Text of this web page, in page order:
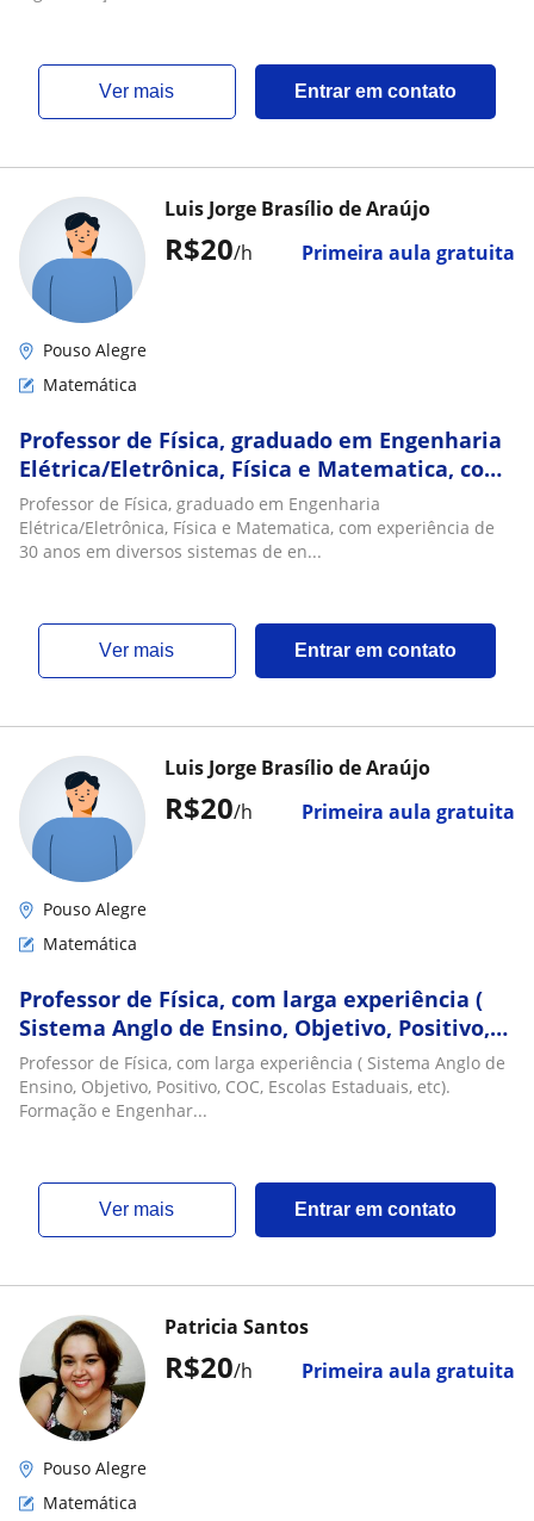
ver mais Entrar em contato
R$20/h Primeira aula gratuita
Luis Jorge Brasílio de Araújo
Pouso Alegre
Matemática
Professor de Física, graduado em Engenharia
Elétrica/Eletrônica, Física e Matematica, com
experiência de 30 anos em diversos sistemas
de ensino (Anglo, Objetivo, COC, Positivo,
Escolas Estaduais)
Professor de Física, graduado em Engenharia
Elétrica/Eletrônica, Física e Matematica, com experiência de
30 anos em diversos sistemas de en...
ver mais Entrar em contato
R$20/h Primeira aula gratuita
Luis Jorge Brasílio de Araújo
Pouso Alegre
Matemática
Professor de Física, com larga experiência (
Sistema Anglo de Ensino, Objetivo, Positivo,
COC, Escolas Estaduais, etc). Formação e
Engenharia Elétrica/Eletrônica, Física e
Matematica. Mais de 30 anos de sala de aula
Professor de Física, com larga experiência ( Sistema Anglo de
Ensino, Objetivo, Positivo, COC, Escolas Estaduais, etc).
Formação e Engenhar...
ver mais Entrar em contato
R$20/h Primeira aula gratuita
Patricia Santos
Pouso Alegre
Matemática